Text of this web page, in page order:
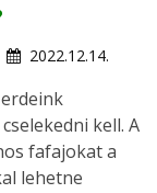
2022.12.14.
kell. A
fafajokat a
lehetne